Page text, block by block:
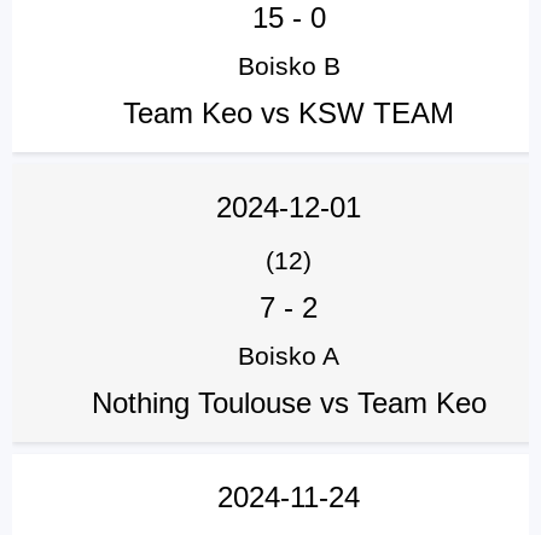
15- 0
Boisko B
Team Keo vs KSW TEAM
2024-12-01
(12)
7 - 2
Boisko A
Nothing Toulouse vs Team Keo
2024-11-24